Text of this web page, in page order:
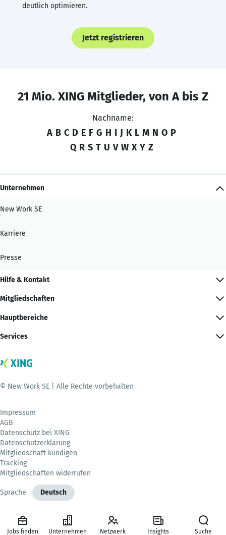
deutlich optimieren.
Jetzt registrieren
21 Mio. XING Mitglieder, von A bis Z
Nachname:
A B C D E F G H I J K L M N O P
Q R S T U V W X Y Z
Unternehmen
New Work SE
Karriere
Presse
Hilfe & Kontakt
Mitgliedschaften
Hauptbereiche
Services
© New Work SE | Alle Rechte vorbehalten
Impressum
AGB
Datenschutz bei XING
Datenschutzerklärung
Mitgliedschaft kündigen
Tracking
Mitgliedschaften widerrufen
Sprache Deutsch
Jobs finden Unternehmen Netzwerk Insights Suche